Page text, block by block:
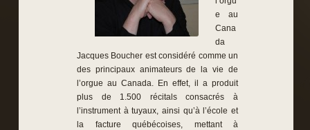
e au
Cana
da
Jacques Boucher est considéré comme un
des principaux animateurs de la vie de
l’orgue au Canada. En effet, il a produit
plus de 1.500 récitals consacrés à
l’instrument à tuyaux, ainsi qu’à l’école et
la facture québécoises, mettant à